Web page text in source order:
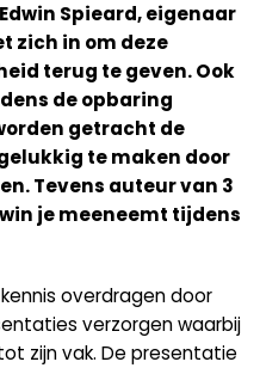
Spieard, eigenaar
zich in om deze
terug te geven. Ook
de opbaring
getracht de
te maken door
Tevens auteur van 3
je meeneemt tijdens
overdragen door
verzorgen waarbij
zijn vak. De presentatie